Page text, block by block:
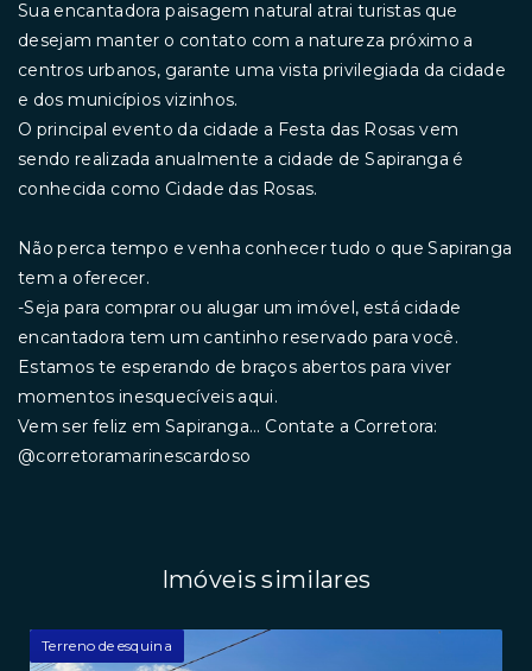
Sua encantadora paisagem natural atrai turistas que
desejam manter o contato com a natureza próximo a
centros urbanos, garante uma vista privilegiada da cidade
e dos municípios vizinhos.
O principal evento da cidade a Festa das Rosas vem
sendo realizada anualmente a cidade de Sapiranga é
conhecida como Cidade das Rosas.
Não perca tempo e venha conhecer tudo o que Sapiranga
tem a oferecer.
-Seja para comprar ou alugar um imóvel, está cidade
encantadora tem um cantinho reservado para você.
Estamos te esperando de braços abertos para viver
momentos inesquecíveis aqui.
Vem ser feliz em Sapiranga... Contate a Corretora:
@corretoramarinescardoso
Imóveis similares
Terreno de esquina